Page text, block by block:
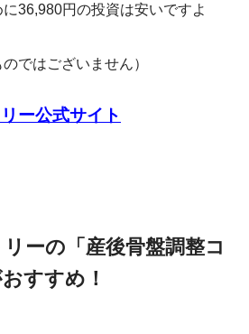
36,980円の投資は安いですよ
ではございません）
ー公式サイト
ーの「産後骨盤調整コ
すすめ！